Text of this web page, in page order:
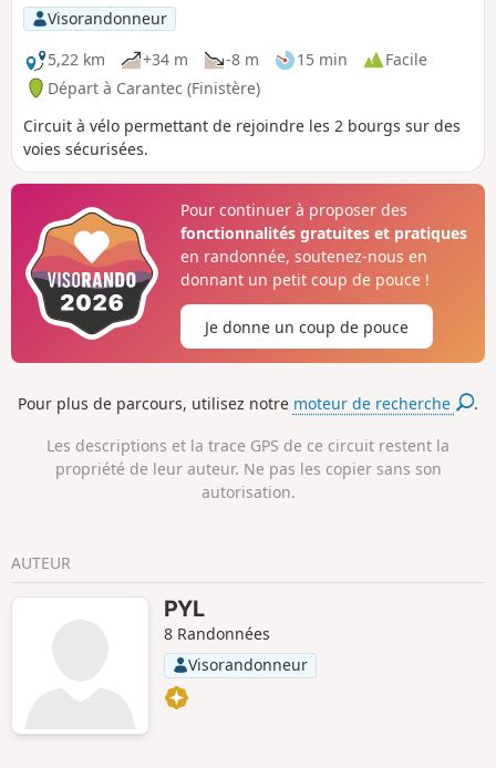
Visorandonneur
5,22 km
+34 m -8 m 15 min
Facile
Départ à Carantec (Finistère)
Circuit à vélo permettant de rejoindre les 2 bourgs sur des
voies sécurisées.
Pour continuer à proposer des
fonctionnalités gratuites et pratiques
en randonnée, soutenez-nous en
donnant un petit coup de pouce !
Je donne un coup de pouce
Pour plus de parcours, utilisez notre moteur de recherche .
Les descriptions et la trace GPS de ce circuit restent la
propriété de leur auteur. Ne pas les copier sans son
autorisation.
AUTEUR
PYL
8 Randonnées
Visorandonneur